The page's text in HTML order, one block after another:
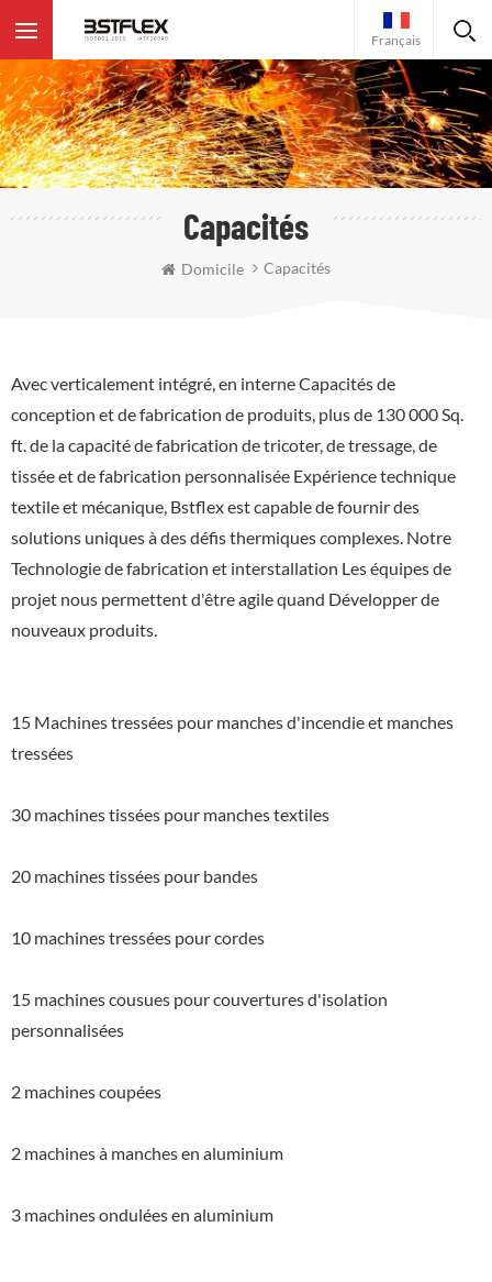
Français
Capacités
Domicile Capacités
Avec verticalement intégré, en interne Capacités de
conception et de fabrication de produits, plus de 130 000 Sq.
ft. de la capacité de fabrication de tricoter, de tressage, de
tissée et de fabrication personnalisée Expérience technique
textile et mécanique, Bstflex est capable de fournir des
solutions uniques à des défis thermiques complexes. Notre
Technologie de fabrication et interstallation Les équipes de
projet nous permettent d'être agile quand Développer de
nouveaux produits.
15 Machines tressées pour manches d'incendie et manches
tressées
30 machines tissées pour manches textiles
20 machines tissées pour bandes
10 machines tressées pour cordes
15 machines cousues pour couvertures d'isolation
personnalisées
2 machines coupées
2 machines à manches en aluminium
3 machines ondulées en aluminium